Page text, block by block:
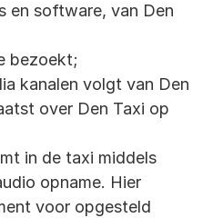
en software, van Den
bezoekt;
kanalen volgt van Den
over Den Taxi op
in de taxi middels
opname. Hier
voor opgesteld